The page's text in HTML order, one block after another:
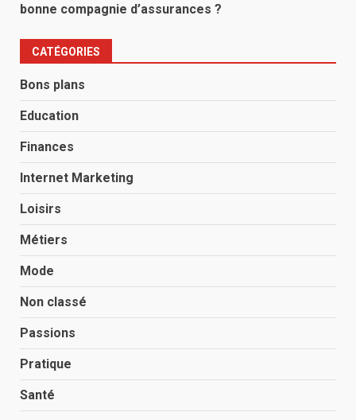
bonne compagnie d’assurances ?
CATÉGORIES
Bons plans
Education
Finances
Internet Marketing
Loisirs
Métiers
Mode
Non classé
Passions
Pratique
Santé